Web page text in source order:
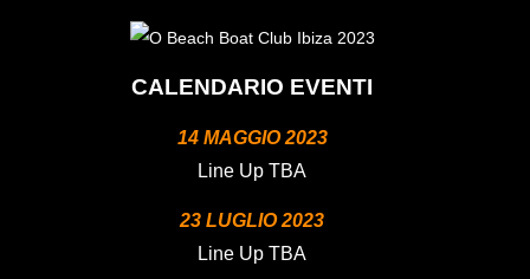
CALENDARIO EVENTI
14 MAGGIO 2023
Line Up TBA
23 LUGLIO 2023
Line Up TBA